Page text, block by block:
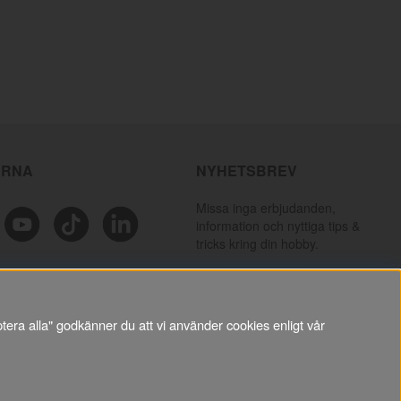
alla" godkänner du att vi använder cookies enligt vår